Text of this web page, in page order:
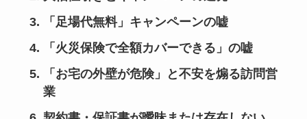
「足場代無料」キャンペーンの嘘
「火災保険で全額カバーできる」の嘘
「お宅の外壁が危険」と不安を煽る訪問営
業